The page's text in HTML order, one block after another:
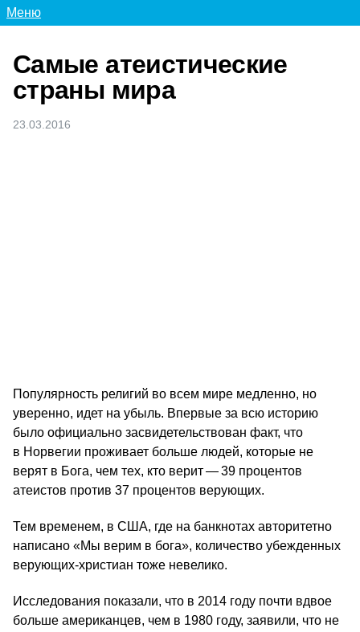
Меню
Самые атеистические
страны мира
23.03.2016
Популярность религий во всем мире медленно, но
уверенно, идет на убыль. Впервые за всю историю
было официально засвидетельствован факт, что
в Норвегии проживает больше людей, которые не
верят в Бога, чем тех, кто верит — 39 процентов
атеистов против 37 процентов верующих.
Тем временем, в США, где на банкнотах авторитетно
написано «Мы верим в бога», количество убежденных
верующих-христиан тоже невелико.
Исследования показали, что в 2014 году почти вдвое
больше американцев, чем в 1980 году, заявили, что не